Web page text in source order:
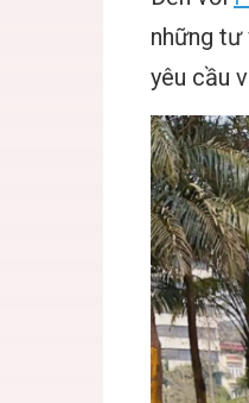
những
yêu cầu